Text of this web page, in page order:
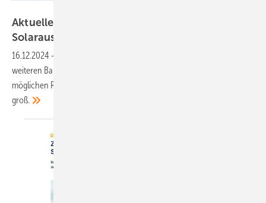
Aktuelle Umfrage: Wähler wollen schnelleren
Solarausbau
16.12.2024 -
weiteren Bau von Solaranlagen. Bei den Wählern der künftigen
möglichen Regierungsparteien ist diese Unterstützung besonders
groß.